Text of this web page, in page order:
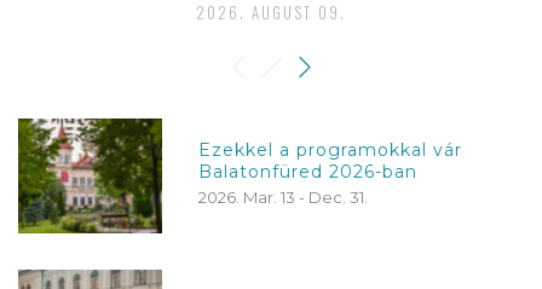
2026. AUGUST 09.
Ezekkel a programokkal vár
Balatonfüred 2026-ban
2026. Mar. 13 - Dec. 31.